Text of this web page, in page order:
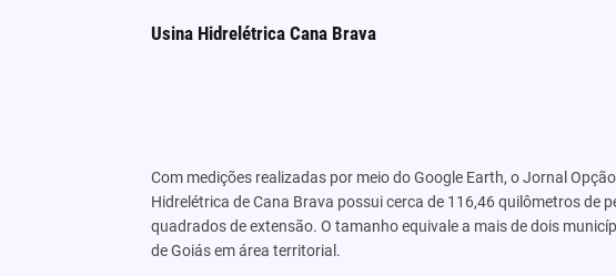
Usina Hidrelétrica Cana Brava
Com medições realizadas por meio do Google Earth, o Jornal
Hidrelétrica de Cana Brava possui cerca de 116,46 quilômetros de
quadrados de extensão. O tamanho equivale a mais de dois
de Goiás em área territorial.